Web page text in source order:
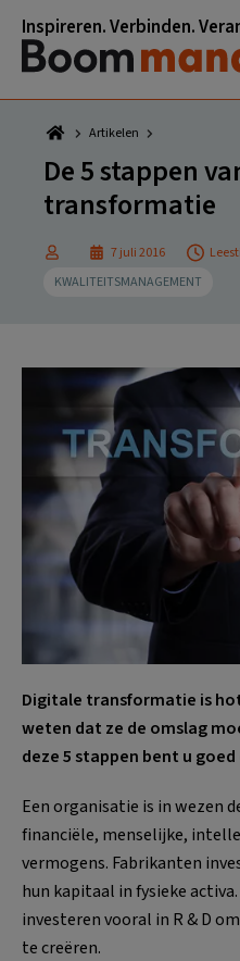
naar
hoofdnavigatie
naar
hoofd
inhoud
naar
eerste
sidebar
naar
voettekst
Inspireren. Verbinden.
Artikelen
De 5 stappen
transformatie
7 juli 2016
KWALITEITSMANAGEMENT
Digitale transformatie is
weten dat ze de omslag
deze 5 stappen bent u goed
Een organisatie is in wezen
financiële, menselijke,
vermogens. Fabrikanten
hun kapitaal in fysieke
investeren vooral in R & D
te creëren.